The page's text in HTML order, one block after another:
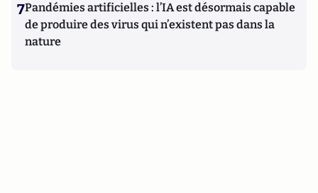
7Pandémies artificielles : l’IA est désormais capable
de produire des virus qui n’existent pas dans la
nature